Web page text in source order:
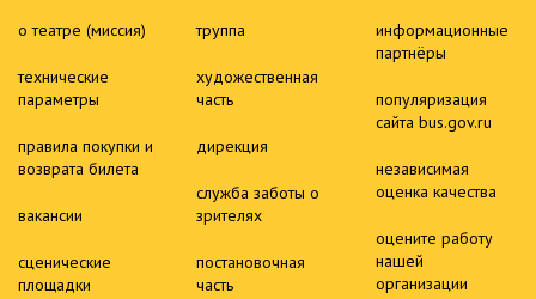
о театре (миссия)
технические
параметры
правила покупки и
возврата билета
вакансии
сценические
площадки
труппа
художественная
часть
дирекция
служба заботы о
зрителях
постановочная
часть
информационные
партнёры
популяризация
сайта bus.gov.ru
независимая
оценка качества
оцените работу
нашей
организации